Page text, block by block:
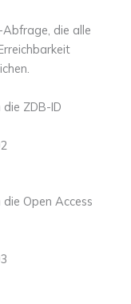
Abfrage, die alle
ZDB-ID
Open Access